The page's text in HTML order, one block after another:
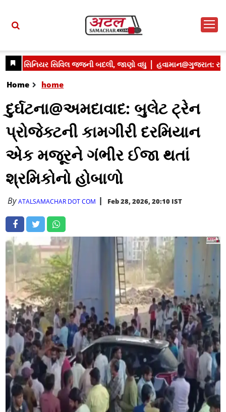
Home home
દુર્ઘટના@અમદાવાદ: બુલેટ ટ્રેન
પ્રોજેક્ટની કામગીરી દરમિયાન
એક મજૂરને ગંભીર ઈજા થતાં
શ્રમિકોનો હોબાળો
ByATALSAMACHAR DOT COM Feb 28, 2026, 20:10 IST